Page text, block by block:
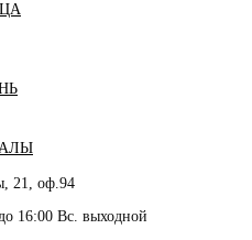
21, оф.94
16:00 Вс. выходной